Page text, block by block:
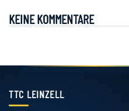
KEINE KOMMENTARE
TTC LEINZELL